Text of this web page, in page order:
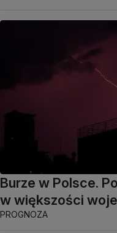
Burze w Polsce.
w większości
PROGNOZA